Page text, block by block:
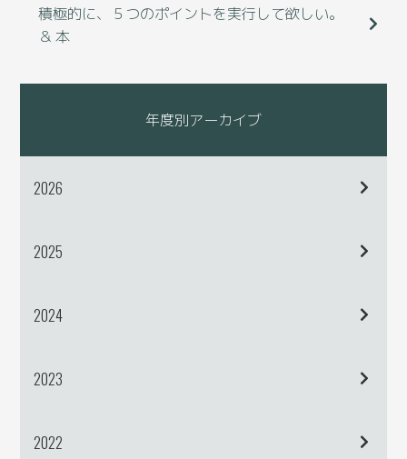
積極的に、５つのポイントを実行して欲しい。
＆ 本
年度別アーカイブ
2026
2025
2024
2023
2022